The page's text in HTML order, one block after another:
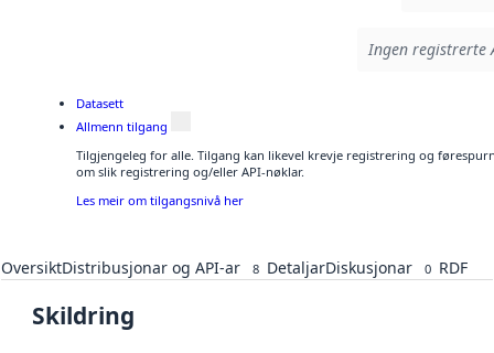
Ingen registrerte
Datasett
Allmenn tilgang
Tilgjengeleg for alle. Tilgang kan likevel krevje registrering og
om slik registrering og/eller API-nøklar.
Les meir om tilgangsnivå her
OversiktDistribusjonar og API-ar 8 DetaljarDiskusjonar 0 RDF
Skildring